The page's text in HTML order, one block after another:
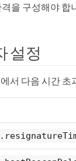
을 구성해야 합
설정
서 다음 시간